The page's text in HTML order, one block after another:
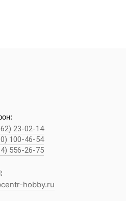
23-02-14
100-46-54
556-26-75
hobby.ru